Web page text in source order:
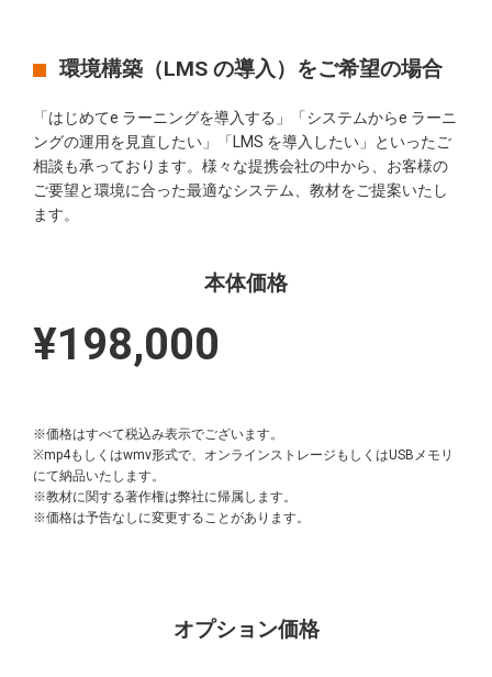
環境構築（LMS の導入）をご希望の場合
「はじめてe ラーニングを導入する」「システムからe ラーニ
ングの運用を見直したい」「LMS を導入したい」といったご
相談も承っております。様々な提携会社の中から、お客様の
ご要望と環境に合った最適なシステム、教材をご提案いたし
ます。
本体価格
¥198,000
※価格はすべて税込み表示でございます。
※mp4もしくはwmv形式で、オンラインストレージもしくはUSBメモリ
にて納品いたします。
※教材に関する著作権は弊社に帰属します。
※価格は予告なしに変更することがあります。
オプション価格